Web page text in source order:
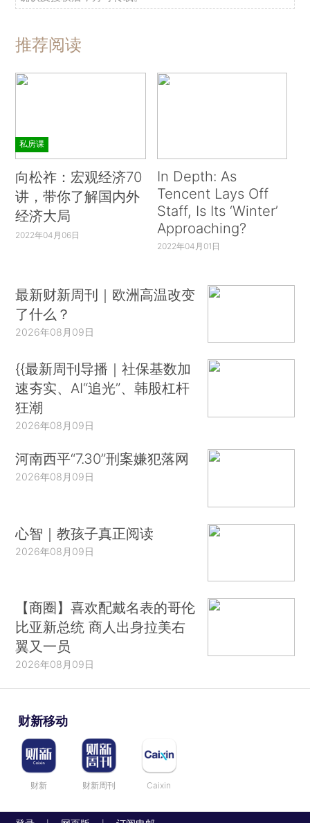
推荐阅读
私房课
向松祚：宏观经济70
讲，带你了解国内外
经济大局
2022年04月06日
In Depth: As
Tencent Lays Off
Staff, Is Its ‘Winter’
Approaching?
2022年04月01日
最新财新周刊｜欧洲高温改变
了什么？
2026年08月09日
{{最新周刊导播｜社保基数加
速夯实、AI“追光”、韩股杠杆
狂潮
2026年08月09日
河南西平“7.30”刑案嫌犯落网
2026年08月09日
心智｜教孩子真正阅读
2026年08月09日
【商圈】喜欢配戴名表的哥伦
比亚新总统 商人出身拉美右
翼又一员
2026年08月09日
财新移动
财新 财新周刊 Caixin